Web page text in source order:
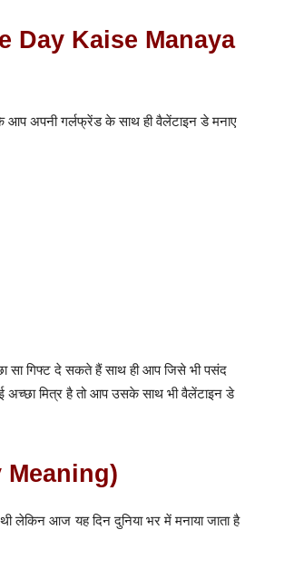
Day Kaise Manaya
आप अपनी गर्लफ्रेंड के साथ ही वैलेंटाइन डे मनाए
सा गिफ्ट दे सकते हैं साथ ही आप जिसे भी पसंद
अच्छा मित्र है तो आप उसके साथ भी वैलेंटाइन डे
Meaning)
लेकिन आज यह दिन दुनिया भर में मनाया जाता है